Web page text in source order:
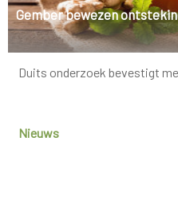
Gember bewezen
Duits onderzoek bevestigt
Nieuws